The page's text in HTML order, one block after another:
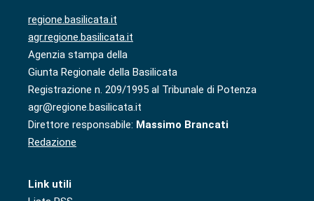
regione.basilicata.it
agr.regione.basilicata.it
Agenzia stampa della
Giunta Regionale della Basilicata
Registrazione n. 209/1995 al Tribunale di Potenza
agr@regione.basilicata.it
Direttore responsabile: Massimo Brancati
Redazione
Link utili